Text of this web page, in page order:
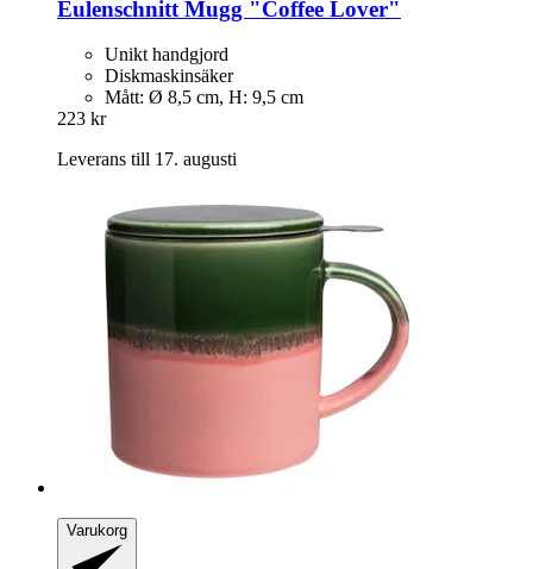
Eulenschnitt Mugg "Coffee Lover"
Unikt handgjord
Diskmaskinsäker
Mått: Ø 8,5 cm, H: 9,5 cm
223 kr
Leverans till 17. augusti
Varukorg